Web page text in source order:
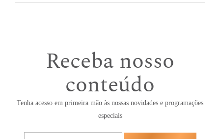
Receba nosso
conteúdo
Tenha acesso em primeira mão às nossas novidades e programações
especiais